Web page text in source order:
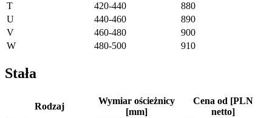
T
420-440
880
U
440-460
890
V
460-480
900
W
480-500 910
Stała
Rodzaj
Wymiar ościeżnicy
[mm]
Cena od [PLN
netto]